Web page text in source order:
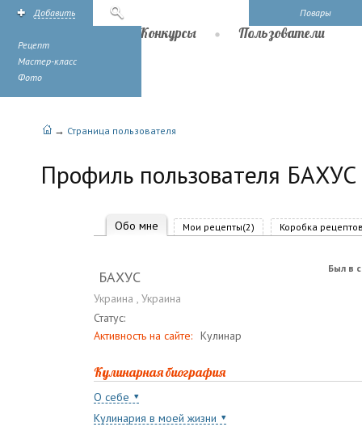
Повары
Добавить
Рецепт
Мастер-класс
Фото
Конкурсы Пользователи
→ Страница пользователя
Профиль пользователя БАХУС
Обо мне Мои рецепты(2) Коробка
БАХУС Был в
Украина , Украина
Статус:
Активность на сайте: Кулинар
Кулинарная биография
О себе
Кулинария в моей жизни